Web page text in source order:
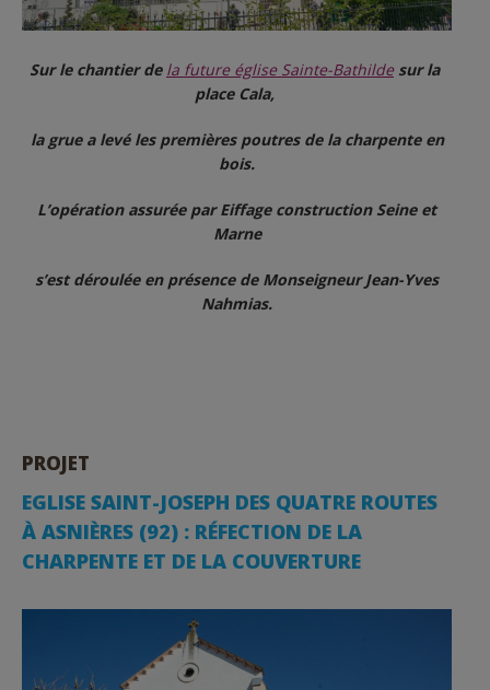
Sur le chantier de la future église Sainte-Bathildesur la
place Cala,
la grue a levé les premières poutres de la charpente en
bois.
L’opération assurée par Eiffage construction Seine et
Marne
s’est déroulée en présence de Monseigneur Jean-Yves
Nahmias.
PROJET
EGLISE SAINT-JOSEPH DES QUATRE ROUTES
À ASNIÈRES (92) : RÉFECTION DE LA
CHARPENTE ET DE LA COUVERTURE